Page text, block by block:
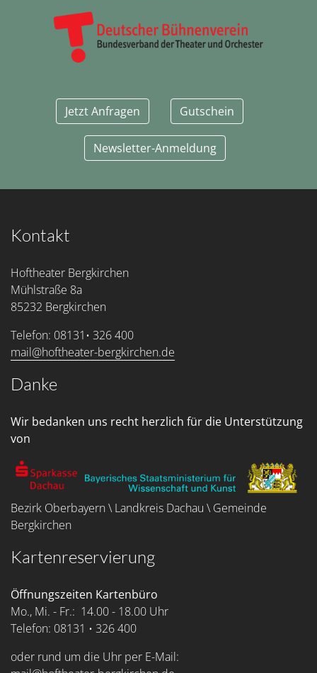
Jetzt Anfragen Gutschein
Newsletter-Anmeldung
Kontakt
Hoftheater Bergkirchen
Mühlstraße 8a
85232 Bergkirchen
Telefon: 08131• 326 400
mail@hoftheater-bergkirchen.de
Danke
Wir bedanken uns recht herzlich für die Unterstützung
von
Bezirk Oberbayern \ Landkreis Dachau \ Gemeinde
Bergkirchen
Kartenreservierung
Öffnungszeiten Kartenbüro
Mo., Mi. - Fr.: 14.00 - 18.00 Uhr
Telefon: 08131 • 326 400
oder rund um die Uhr per E-Mail: